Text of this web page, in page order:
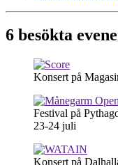
6 besökta
Konsert på
Festival på
23-24 juli
Konsert på